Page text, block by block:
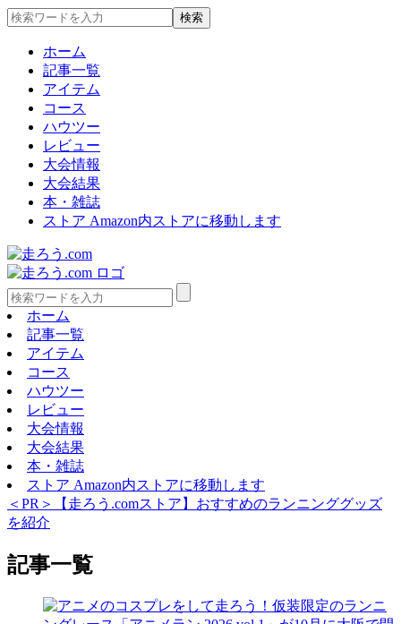
ホーム
記事一覧
アイテム
コース
ハウツー
レビュー
大会情報
大会結果
本・雑誌
ストア Amazon内ストアに移動します
ホーム
記事一覧
アイテム
コース
ハウツー
レビュー
大会情報
大会結果
本・雑誌
ストア Amazon内ストアに移動します
＜PR＞【走ろう.comストア】おすすめのランニンググッズ
を紹介
記事一覧